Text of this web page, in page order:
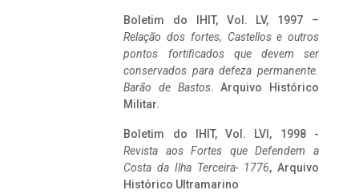
Boletim do IHIT, Vol. LV, 1997 –
Relação dos fortes, Castellos e outros
pontos fortificados que devem ser
conservados para defeza permanente.
Barão de Bastos. Arquivo Histórico
Militar.
Boletim do IHIT, Vol. LVI, 1998 -
Revista aos Fortes que Defendem a
Costa da Ilha Terceira- 1776, Arquivo
Histórico Ultramarino